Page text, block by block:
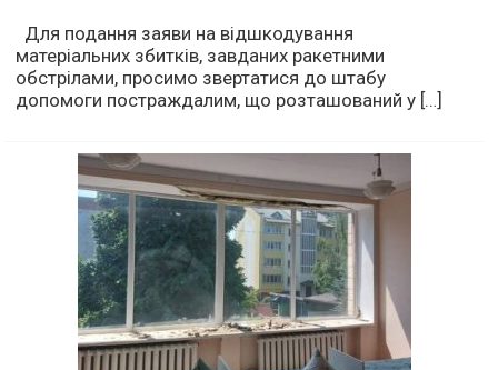
Для подання заяви на відшкодування
матеріальних збитків, завданих ракетними
обстрілами, просимо звертатися до штабу
допомоги постраждалим, що розташований у […]